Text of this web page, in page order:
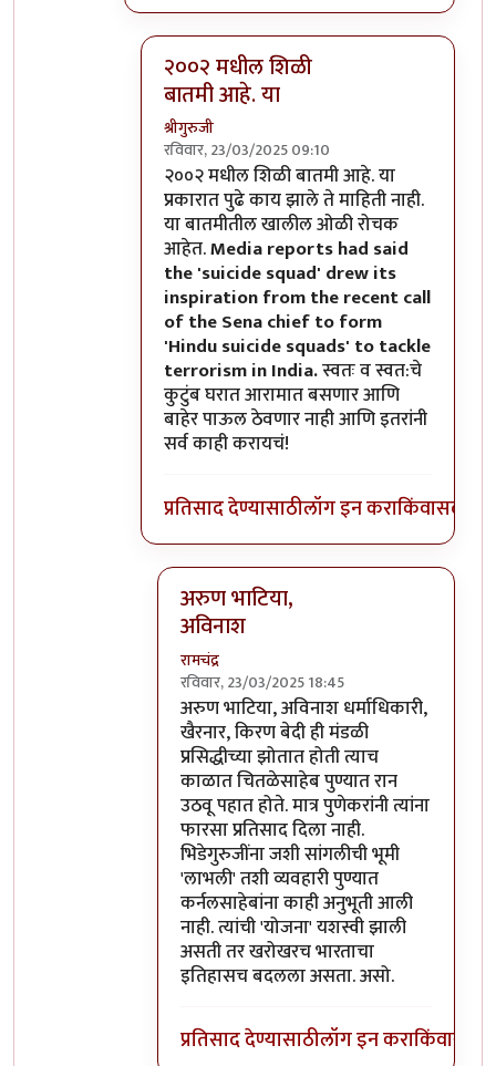
२००२ मधील शिळी
बातमी आहे. या
श्रीगुरुजी
रविवार, 23/03/2025 09:10
In reply toहोbyमाईसाहेब कुरसूंदीकर
२००२ मधील शिळी बातमी आहे. या
प्रकारात पुढे काय झाले ते माहिती नाही.
या बातमीतील खालील ओळी रोचक
आहेत.Media reports had said
the 'suicide squad' drew its
inspiration from the recent call
of the Sena chief to form
'Hindu suicide squads' to tackle
terrorism in India.स्वतः व स्वत:चे
कुटुंब घरात आरामात बसणार आणि
बाहेर पाऊल ठेवणार नाही आणि इतरांनी
सर्व काही करायचं!
प्रतिसाद देण्यासाठीलॉग इन कराकिंवासदस्य
अरुण भाटिया,
अविनाश
रामचंद्र
रविवार, 23/03/2025 18:45
In reply to२००२ मधील शिळी बातमी आहे. या
अरुण भाटिया, अविनाश धर्माधिकारी,
खैरनार, किरण बेदी ही मंडळी
प्रसिद्धीच्या झोतात होती त्याच
काळात चितळेसाहेब पुण्यात रान
उठवू पहात होते. मात्र पुणेकरांनी त्यांना
फारसा प्रतिसाद दिला नाही.
भिडेगुरुजींना जशी सांगलीची भूमी
'लाभली' तशी व्यवहारी पुण्यात
कर्नलसाहेबांना काही अनुभूती आली
नाही. त्यांची 'योजना' यशस्वी झाली
असती तर खरोखरच भारताचा
इतिहासच बदलला असता. असो.
प्रतिसाद देण्यासाठीलॉग इन कराकिंवा